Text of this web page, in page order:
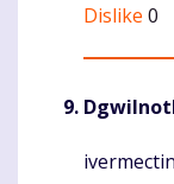
Dislike 0